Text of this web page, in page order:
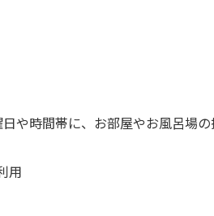
や時間帯に、お部屋やお風呂場
用